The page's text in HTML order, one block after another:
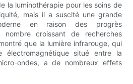
la luminothérapie pour les soins de
mais il a suscité une grande
en raison des progrès
nombre croissant de recherches
que la lumière infrarouge, qui
situé entre la
ondes, a de nombreux effets